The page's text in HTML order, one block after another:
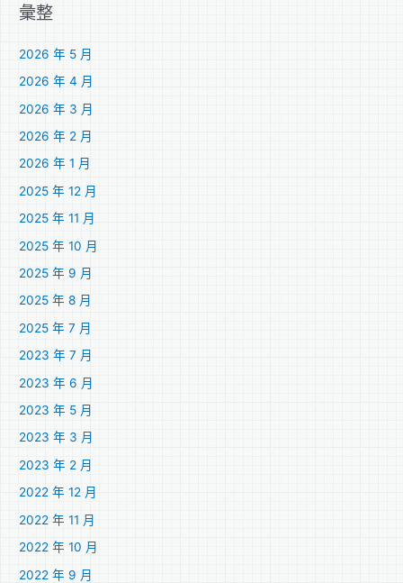
彙整
2026 年 5 月
2026 年 4 月
2026 年 3 月
2026 年 2 月
2026 年 1 月
2025 年 12 月
2025 年 11 月
2025 年 10 月
2025 年 9 月
2025 年 8 月
2025 年 7 月
2023 年 7 月
2023 年 6 月
2023 年 5 月
2023 年 3 月
2023 年 2 月
2022 年 12 月
2022 年 11 月
2022 年 10 月
2022 年 9 月